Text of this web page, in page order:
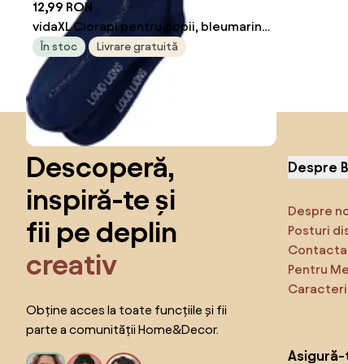
12,99 RON
vidaXL Ciorapi pentru copii, bleumarin,
128În stoc Livrare gratuită
Sari peste subsol, revino la începutul paginii
Descoperă,
inspiră-te și
fii pe deplin
creativ
Obține acces la toate funcțiile și fii
parte a comunității Home&Decor.
Despre
Despre
Posturi
Pentru